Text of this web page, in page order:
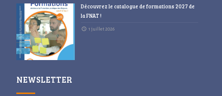
Découvrez le catalogue de formations 2027 de
la FNAT !
1 juillet 2026
NEWSLETTER